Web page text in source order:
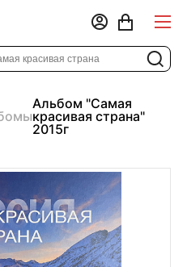
Альбом "Самая
красивая страна"
2015г